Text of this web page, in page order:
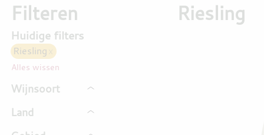
Filteren
Huidige filters
Riesling
Alles wissen
Wijnsoort
Mousserend
Wit 10
Land
Riesling